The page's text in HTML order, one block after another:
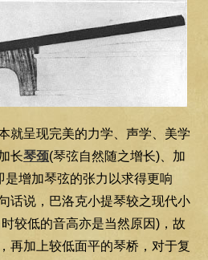
就呈现完美的力学、声学、美学
长琴颈(琴弦自然随之增长)、加
是增加琴弦的张力以求得更响
话说，巴洛克小提琴较之现代小
较低的音高亦是当然原因)，故
再加上较低面平的琴桥，对于复